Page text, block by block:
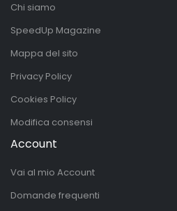
Chi siamo
SpeedUp Magazine
Mappa del sito
Privacy Policy
Cookies Policy
Modifica consensi
Account
Vai al mio Account
Domande frequenti